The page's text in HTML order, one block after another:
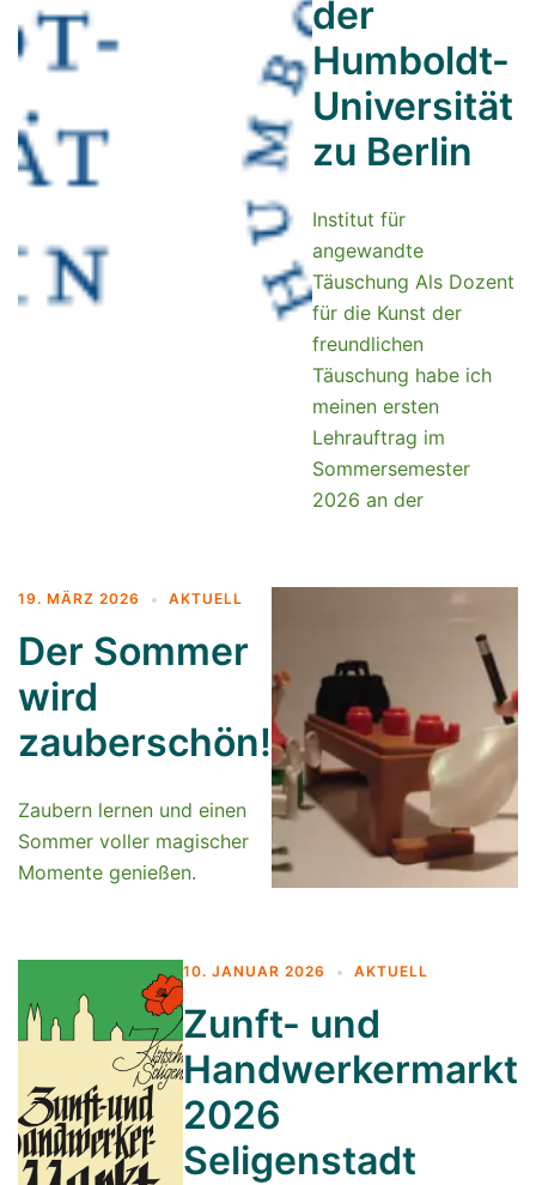
der
Humboldt-
Universität
zu Berlin
Institut für
angewandte
Täuschung Als Dozent
für die Kunst der
freundlichen
Täuschung habe ich
meinen ersten
Lehrauftrag im
Sommersemester
2026 an der
19. MÄRZ 2026 AKTUELL
Der Sommer
wird
zauberschön!
Zaubern lernen und einen
Sommer voller magischer
Momente genießen.
10. JANUAR 2026 AKTUELL
Zunft- und
Handwerkermarkt
2026
Seligenstadt